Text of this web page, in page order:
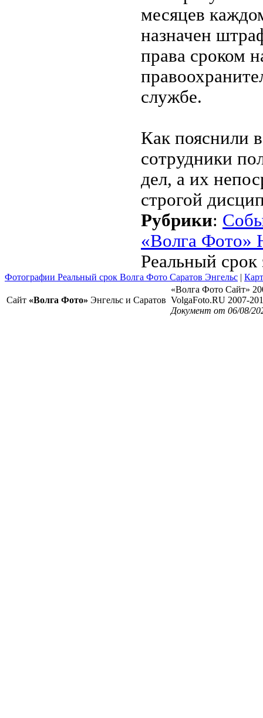
месяцев
назначен
права сроком
службе.
Как пояснили
сотрудники
дел, а их
строгой
Рубрики:
«Волга Фото»
Реальный срок
Фотографии Реальный срок Волга Фото Саратов Энгельс |
Сайт «Волга Фото» Энгельс и Саратов
«Волга Фото Сайт»
VolgaFoto.RU 2007-
Документ от 06/08/